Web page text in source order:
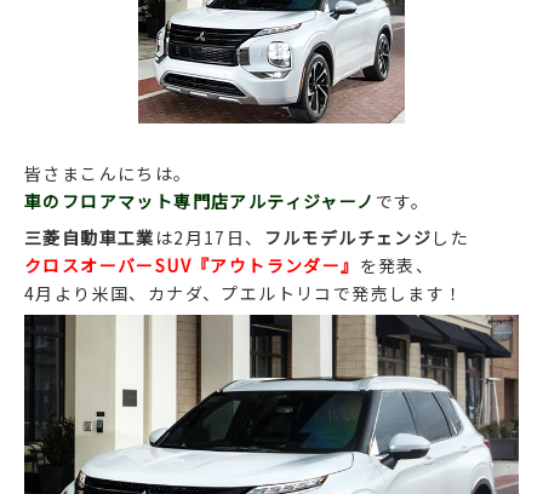
皆さまこんにちは。
車のフロアマット専門店アルティジャーノ です。
三菱自動車工業 は2月17日、 フルモデルチェンジ した
クロスオーバーSUV『アウトランダー』 を発表、
4月より米国、カナダ、プエルトリコで発売します！